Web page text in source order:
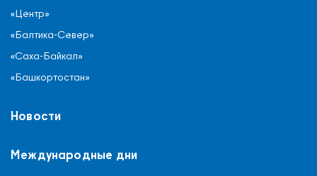
«Центр»
«Балтика-Север»
«Саха-Байкал»
«Башкортостан»
Новости
Международные дни